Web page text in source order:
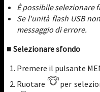
È possibile selezionare
Se l'unità flash USB
messaggio di errore.
■ Selezionare sfondo
Premere il pulsante
Ruotare
per